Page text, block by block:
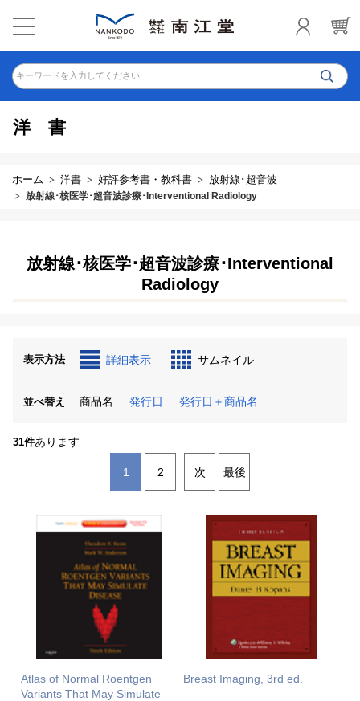
キーワードを入力してください
洋書
ホーム 洋書 好評参考書・教科書 放射線･超音波
放射線･核医学･超音波診療･Interventional Radiology
放射線･核医学･超音波診療･Interventional
Radiology
表示方法 詳細表示 サムネイル
並べ替え 商品名 発行日 発行日＋商品名
31件あります
1 2 次 最後
Atlas of Normal Roentgen
Variants That May Simulate
Breast Imaging, 3rd ed.